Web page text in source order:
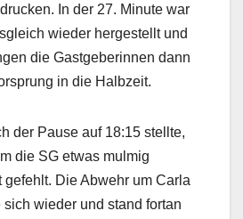
In der 27. Minute war
wieder hergestellt und
die Gastgeberinnen dann
in die Halbzeit.
der Pause auf 18:15 stellte,
die SG etwas mulmig
Die Abwehr um Carla
wieder und stand fortan